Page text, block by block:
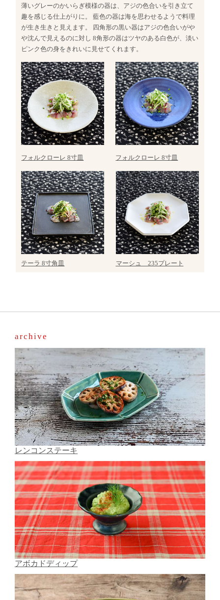
薄いグレーのかいらぎ模様の器は、アジの色合いを引き立て
趣を感じる仕上がりに。 藍色の器は海を思わせるようで料理
が生き生きと見えます。 四角形の黒い器はアジの色合いがや
や沈んで見えるのに対し 8角形の器はツヤのある白色が、淡い
ピンク色の身をきれいに見せてくれます。
フォルクローレ 8寸皿 フォルクローレ 8寸皿
テーラ 8寸角皿 マーシュ 235プレート
archive
レンコンステーキ
アボカドディップ